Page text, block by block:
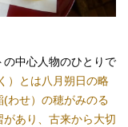
中心人物のひとりで
）とは八月朔日の略
わせ）の穂がみのる
あり、古来から大切